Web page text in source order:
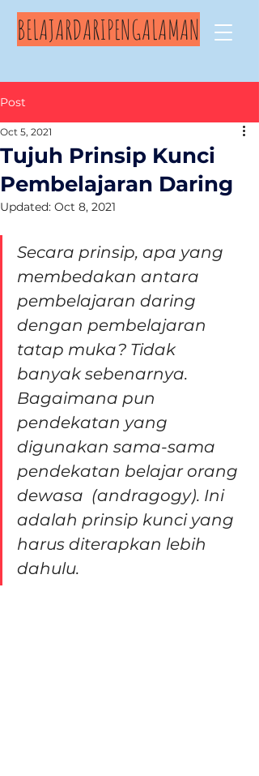
BELAJARDARIPENGALAMAN
Post
Tujuh Prinsip Kunci
Pembelajaran Daring
Oct 5, 2021
Updated: Oct 8, 2021
Secara prinsip, apa yang
membedakan antara
pembelajaran daring
dengan pembelajaran
tatap muka? Tidak
banyak sebenarnya.
Bagaimana pun
pendekatan yang
digunakan sama-sama
pendekatan belajar orang
dewasa  (andragogy). Ini
adalah prinsip kunci yang
harus diterapkan lebih
dahulu.